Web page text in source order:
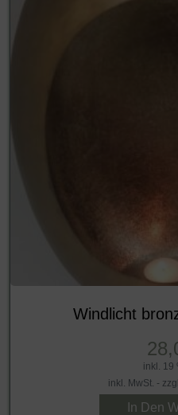
Windlicht
inkl. 19
inkl. MwSt. -
In Den